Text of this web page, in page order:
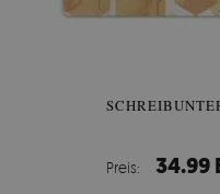
Preis: 34.99